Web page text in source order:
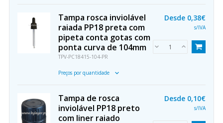
Tampa rosca inviolável
raiada PP18 preta com
pipeta conta gotas com
ponta curva de 104mm
TPV-PC18415-104-PR
Preços por quantidade
Desde 0,38€
s/IVA
Tampa de rosca
inviolável PP18 preto
com liner raiado
Desde 0,10€
s/IVA